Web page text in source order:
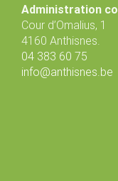
Administration
Cour d’Omalius, 1
4160 Anthisnes.
04 383 60 75
info@anthisnes.be